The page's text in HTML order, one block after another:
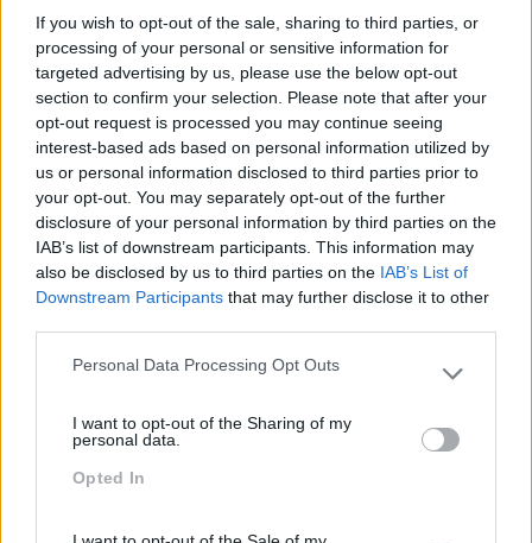
If you wish to opt-out of the sale, sharing to third parties, or
processing of your personal or sensitive information for
targeted advertising by us, please use the below opt-out
section to confirm your selection. Please note that after your
opt-out request is processed you may continue seeing
interest-based ads based on personal information utilized by
us or personal information disclosed to third parties prior to
your opt-out. You may separately opt-out of the further
disclosure of your personal information by third parties on the
IAB’s list of downstream participants. This information may
also be disclosed by us to third parties on the IAB’s List of
Downstream Participants that may further disclose it to other
Please note that this website/app uses one or more Google
not limited to your visit or usage behaviour. You may click to
grant or deny consent to Google and its third-party tags to
use your data for below specified purposes in below Google
Personal Data Processing Opt Outs
I want to opt-out of the Sharing of my
personal data.
Opted In
LIDERANÇA EM TEMPOS DE INCERTEZA
ferramentas para liderar num ambiente em
permanente evolução. Conheça o
método VUCA
saiba como transformar a incerteza numa